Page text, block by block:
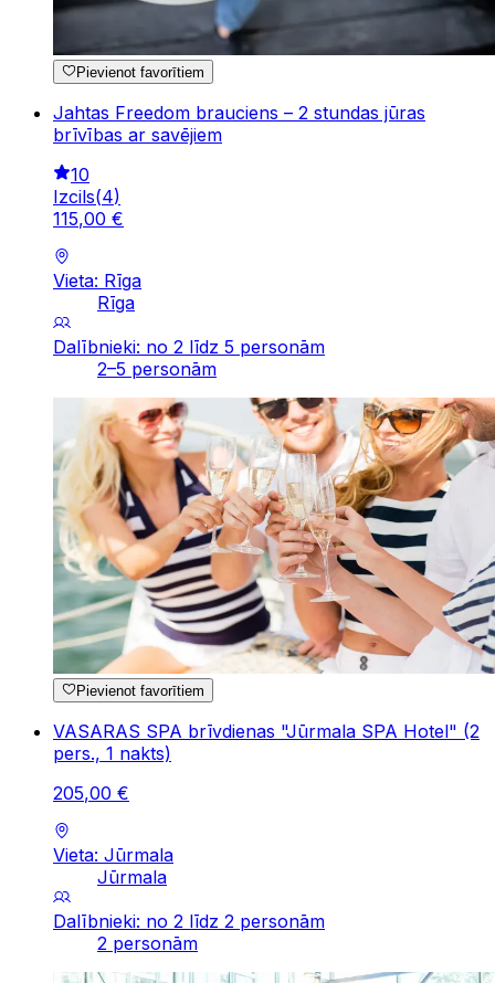
Pievienot favorītiem
Jahtas Freedom brauciens – 2 stundas jūras
brīvības ar savējiem
10
Izcils(4)
115,00 €
Vieta: Rīga
Rīga
Dalībnieki: no 2 līdz 5 personām
2–5 personām
Pievienot favorītiem
VASARAS SPA brīvdienas "Jūrmala SPA Hotel" (2
pers., 1 nakts)
205,00 €
Vieta: Jūrmala
Jūrmala
Dalībnieki: no 2 līdz 2 personām
2 personām